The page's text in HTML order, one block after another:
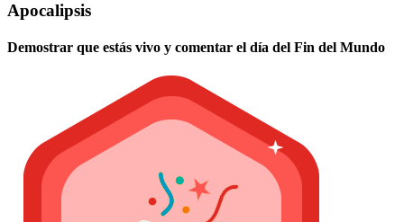
Apocalipsis
Demostrar que estás vivo y comentar el día del Fin del Mundo